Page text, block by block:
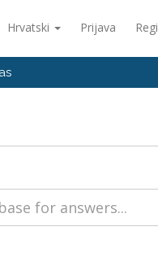
Hrvatski Prijava